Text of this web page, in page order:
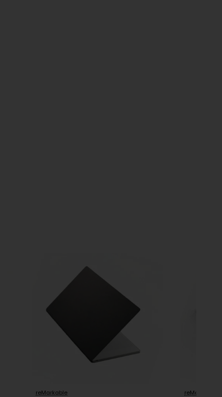
reMarkable reMarkable